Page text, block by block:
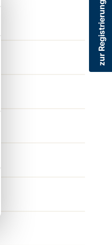
zur Registrierung